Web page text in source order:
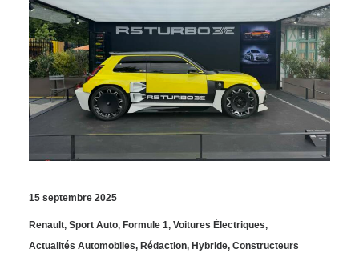
15 septembre 2025
Renault, Sport Auto, Formule 1, Voitures Électriques,
Actualités Automobiles, Rédaction, Hybride, Constructeurs